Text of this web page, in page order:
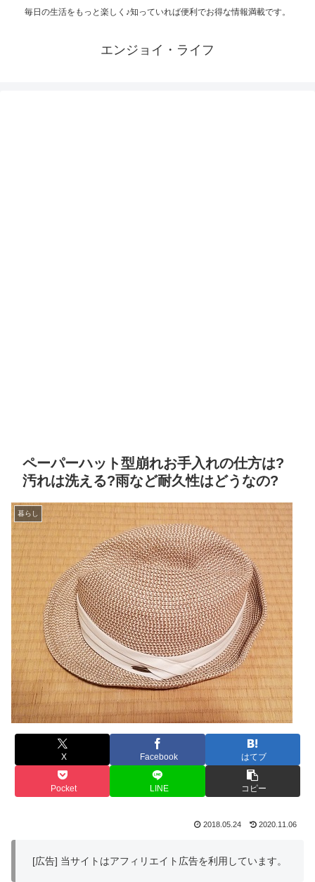
毎日の生活をもっと楽しく♪知っていれば便利でお得な情報満載です。
エンジョイ・ライフ
ペーパーハット型崩れお手入れの仕方は?
汚れは洗える?雨など耐久性はどうなの?
暮らし
X Facebook はてブ
Pocket LINE コピー
2018.05.24 2020.11.06
[広告] 当サイトはアフィリエイト広告を利用しています。